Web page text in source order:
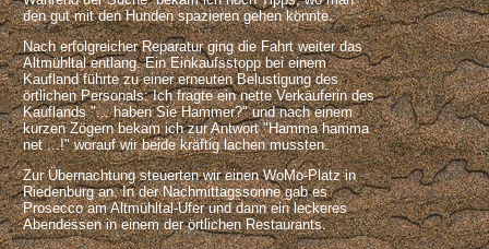
den gut mit den Hunden spazieren gehen könnte.
Nach erfolgreicher Reparatur ging die Fahrt weiter das
Altmühltal entlang. Ein Einkaufsstopp bei einem
Kaufland führte zu einer erneuten Belustigung des
örtlichen Personals: Ich fragte ein nette Verkäuferin des
Kauflands "... haben Sie Hammer?" und nach einem
kurzen Zögern bekam ich zur Antwort "Hamma hamma
net ...!" worauf wir beide kräftig lachen mussten.
Zur Übernachtung steuerten wir einen WoMo-Platz in
Riedenburg an. In der Nachmittagssonne gab es
Prosecco am Altmühltal-Ufer und dann ein leckeres
Abendessen in einem der örtlichen Restaurants.